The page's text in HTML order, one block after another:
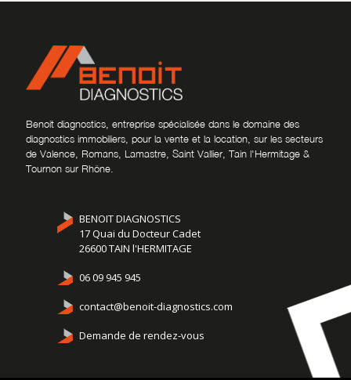
Benoit diagnostics, entreprise spécialisée dans le domaine des
diagnostics immobiliers, pour la vente et la location, sur les secteurs
de Valence, Romans, Lamastre, Saint Vallier, Tain l'Hermitage &
Tournon sur Rhône.
BENOIT DIAGNOSTICS
17 Quai du Docteur Cadet
26600 TAIN l'HERMITAGE
06 09 945 945
contact@benoit-diagnostics.com
Demande de rendez-vous